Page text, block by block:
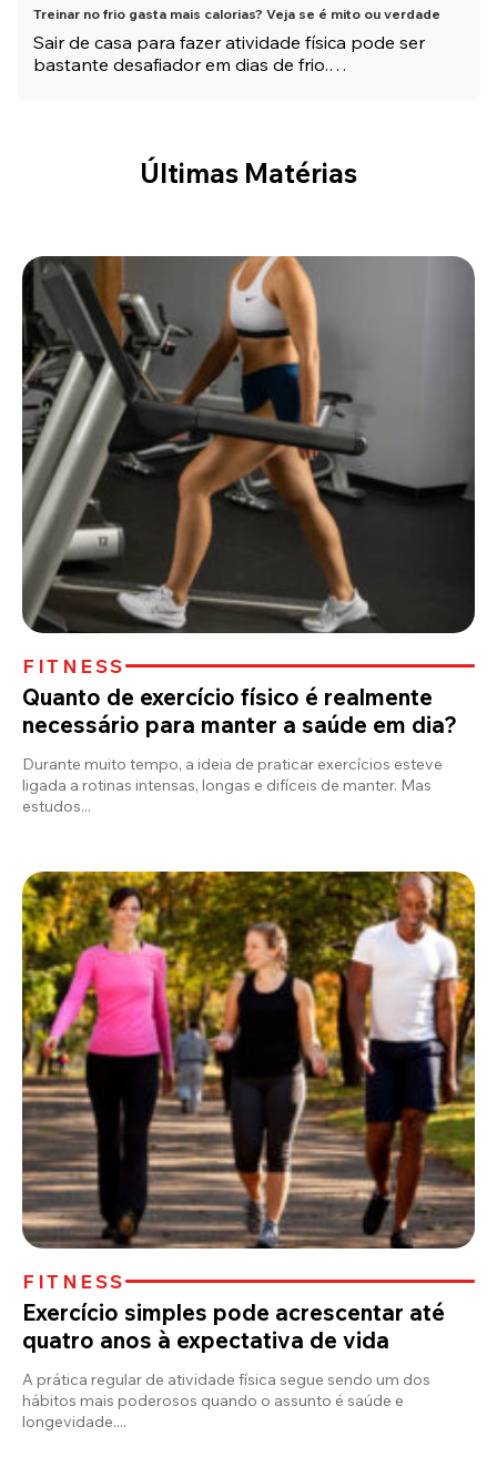
Treinar no frio gasta mais calorias? Veja se é mito ou verdade
Sair de casa para fazer atividade física pode ser
bastante desafiador em dias de frio.…
Últimas Matérias
FITNESS
Quanto de exercício físico é realmente
necessário para manter a saúde em dia?
Durante muito tempo, a ideia de praticar exercícios esteve
ligada a rotinas intensas, longas e difíceis de manter. Mas
estudos...
FITNESS
Exercício simples pode acrescentar até
quatro anos à expectativa de vida
A prática regular de atividade física segue sendo um dos
hábitos mais poderosos quando o assunto é saúde e
longevidade....